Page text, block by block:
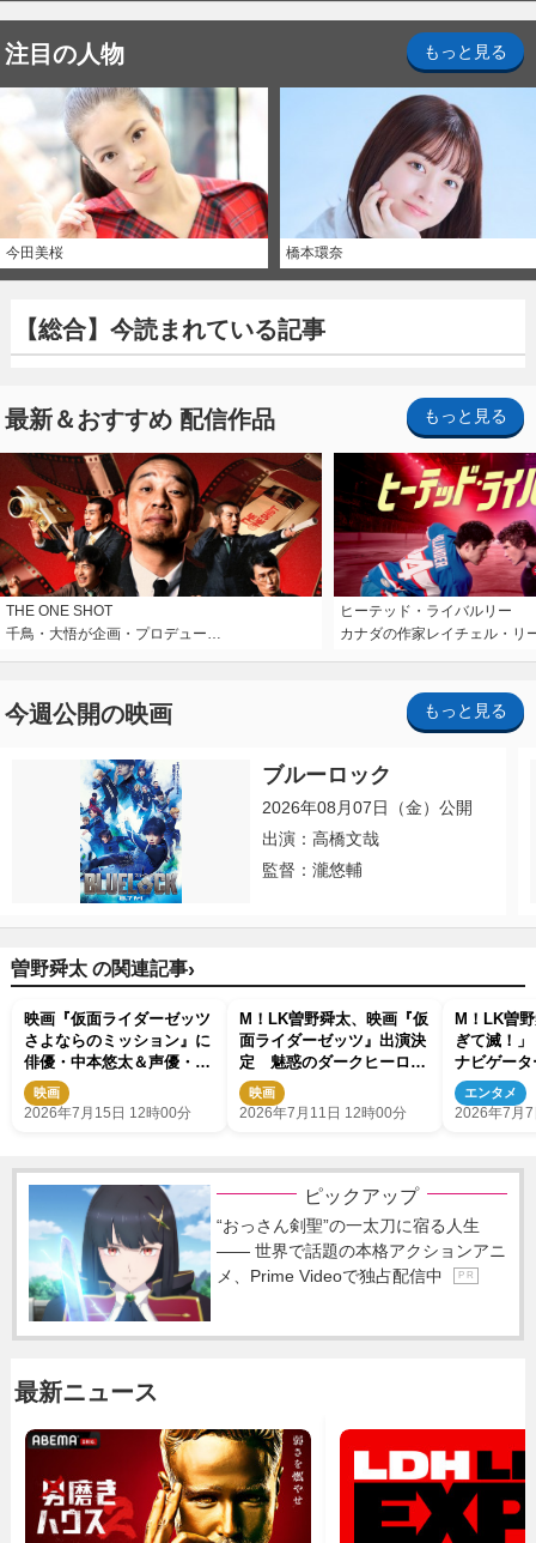
注目の人物 もっと見る
今田美桜 橋本環奈
【総合】今読まれている記事
最新＆おすすめ 配信作品 もっと見る
THE ONE SHOT
千鳥・大悟が企画・プロデュー…
ヒーテッド・ライバルリー
カナダの作家レイチェル・リ
今週公開の映画 もっと見る
ブルーロック
2026年08月07日（金）公開
出演：高橋文哉
監督：瀧悠輔
曽野舜太 の関連記事›
映画『仮面ライダーゼッツ
さよならのミッション』に
俳優・中本悠太＆声優・竹
達彩奈が出演 最終告知映
像も解禁に
映画
2026年7月15日 12時00分
M！LK曽野舜太、映画『仮
面ライダーゼッツ』出演決
定 魅惑のダークヒーロ
ー・仮面ライダー夢現に変
身
映画
2026年7月11日 12時00分
M！LK曽
ぎて滅！
ナビゲー
使就任に喜
エンタメ
2026年7月
ピックアップ
“おっさん剣聖”の一太刀に宿る人生
―― 世界で話題の本格アクションアニ
メ、Prime Videoで独占配信中
P R
最新ニュース